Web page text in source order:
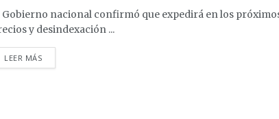
Gobierno nacional confirmó que expedirá en los
y desindexación ...
LEER MÁS